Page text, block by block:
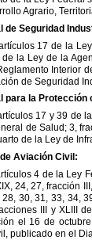
Agrario,
de Seguridad
17 de la Ley
de la Ley de la
Interior
de Seguridad
para la Protección
17 y 39 de la
de Salud; 3,
de la Ley de
de Aviación Civil:
4 de la Ley
24, 27, fracción III,
28, 30, 31, 33, 34,
III y XLIII
el 16 de octubre
publicado en el